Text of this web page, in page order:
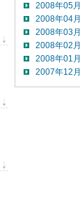
2008年05月
2008年04月
2008年03月
2008年02月
2008年01月
2007年12月